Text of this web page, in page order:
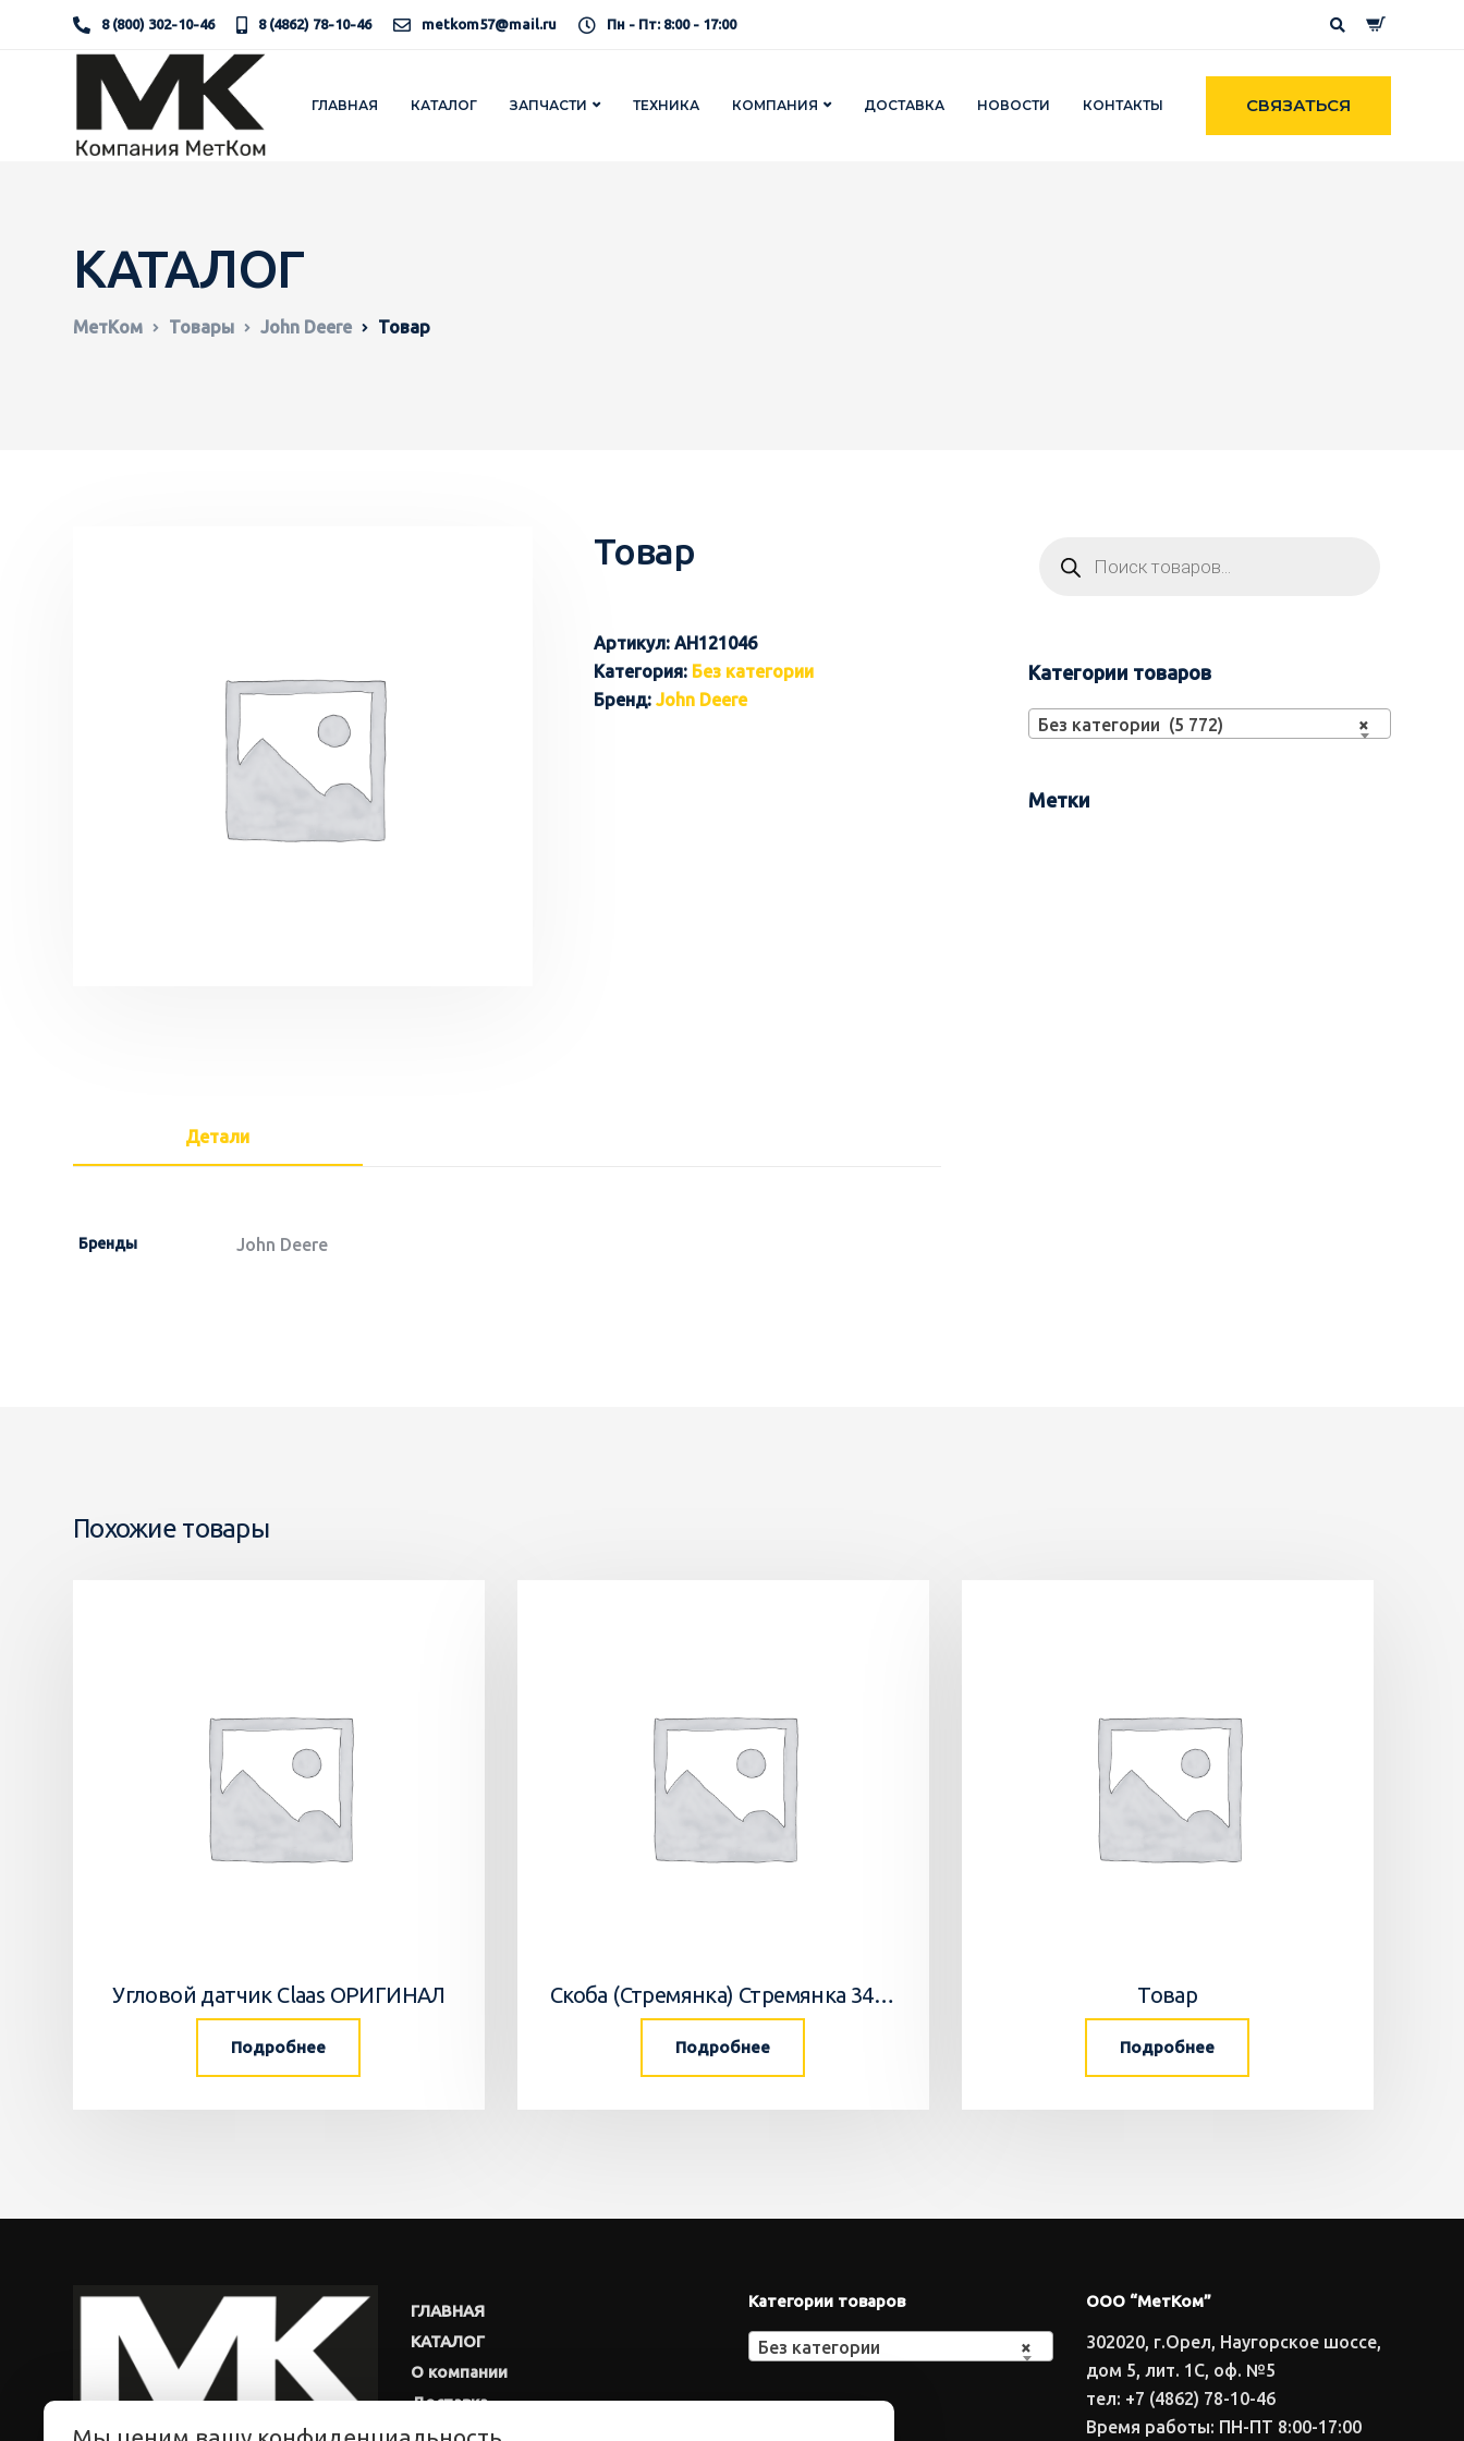
8 (800) 302-10-46 8 (4862) 78-10-46 metkom57@mail.ru Пн - Пт: 8:00 - 17:00
ГЛАВНАЯ КАТАЛОГ ЗАПЧАСТИ ТЕХНИКА КОМПАНИЯ ДОСТАВКА НОВОСТИ КОНТАКТЫ СВЯЗАТЬСЯ
КАТАЛОГ
МетКом Товары John Deere Товар
Товар
Артикул: AH121046
Категория: Без категории
Бренд: John Deere
Детали
Бренды John Deere
Категории товаров
×
Без категории (5 772)
Метки
Похожие товары
Угловой датчик Claas ОРИГИНАЛ
Подробнее
Скоба (Стремянка) Стремянка 34033502 Horsch
Подробнее
Товар
Подробнее
ГЛАВНАЯ
КАТАЛОГ
О компании
Доставка
Новости
Категории товаров
×
Без категории
ООО “МетКом”
302020, г.Орел, Наугорское шоссе,
дом 5, лит. 1С, оф. №5
тел: +7 (4862) 78-10-46
Время работы: ПН-ПТ 8:00-17:00